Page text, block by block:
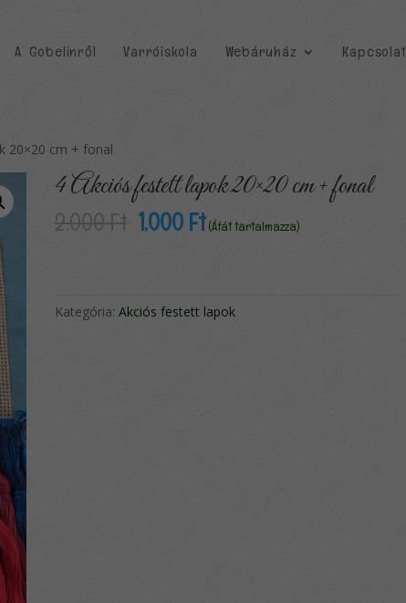
A Gobelinről Varróiskola Webáruház Kapcsolat
20×20 cm + fonal
4 Akciós festett lapok 20×20 cm + fonal
2,000Ft Original
1,000 FtCurrent
price
(Áfát tartalmazza)
Kategória: Akciós festett lapok